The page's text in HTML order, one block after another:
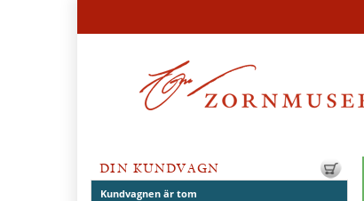
DIN KUNDVAGN
Kundvagnen är tom